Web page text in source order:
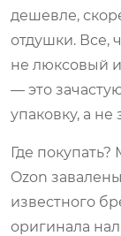
дешевле,
отдушки. Все,
не люксовый
— это
упаковку, а не
Где
Ozon
известного
оригинала